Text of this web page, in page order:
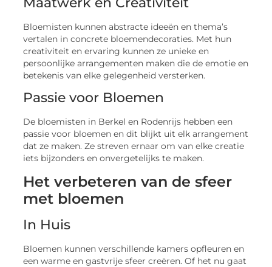
Bloemisten kunnen abstracte ideeën en thema’s
vertalen in concrete bloemendecoraties. Met hun
creativiteit en ervaring kunnen ze unieke en
persoonlijke arrangementen maken die de emotie en
betekenis van elke gelegenheid versterken.
Passie voor Bloemen
De bloemisten in Berkel en Rodenrijs hebben een
passie voor bloemen en dit blijkt uit elk arrangement
dat ze maken. Ze streven ernaar om van elke creatie
iets bijzonders en onvergetelijks te maken.
Het verbeteren van de sfeer
met bloemen
In Huis
Bloemen kunnen verschillende kamers opfleuren en
een warme en gastvrije sfeer creëren. Of het nu gaat